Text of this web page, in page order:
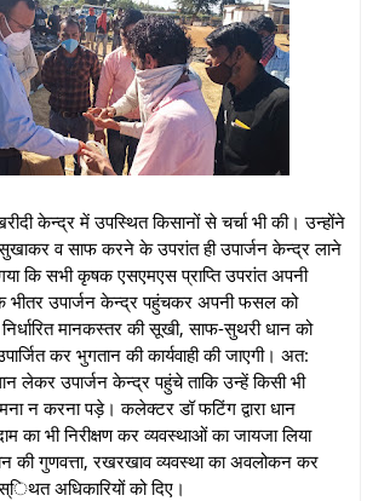
केन्द्र में उपस्थित किसानों से चर्चा भी की। उन्होंने
व साफ करने के उपरांत ही उपार्जन केन्द्र लाने
कि सभी कृषक एसएमएस प्राप्ति उपरांत अपनी
भीतर उपार्जन केन्द्र पहुंचकर अपनी फसल को
निर्धारित मानकस्तर की सूखी, साफ-सुथरी धान को
कर भुगतान की कार्यवाही की जाएगी। अत:
लेकर उपार्जन केन्द्र पहुंचे ताकि उन्हें किसी भी
न करना पड़े। कलेक्टर डॉ फटिंग द्वारा धान
का भी निरीक्षण कर व्यवस्थाओं का जायजा लिया
की गुणवत्ता, रखरखाव व्यवस्था का अवलोकन कर
अधिकारियों को दिए।